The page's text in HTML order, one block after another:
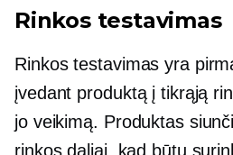
Rinkos testavimas
Rinkos testavimas yra
įvedant produktą į tikrąją
jo veikimą. Produktas
rinkos daliai, kad būtų